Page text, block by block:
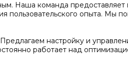
Наша команда предоставляет
пользовательского опыта. Мы
настройку и
работает над